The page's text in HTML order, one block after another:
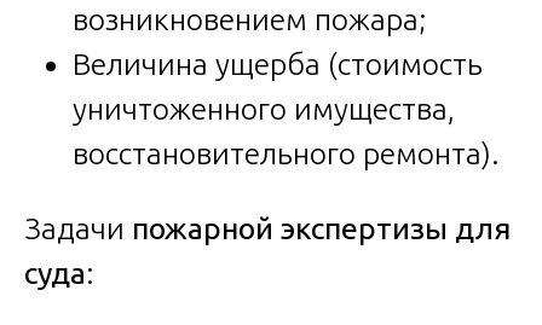
возникновением пожара;
Величина ущерба (стоимость
уничтоженного имущества,
восстановительного ремонта).
Задачи пожарной экспертизы для
суда: